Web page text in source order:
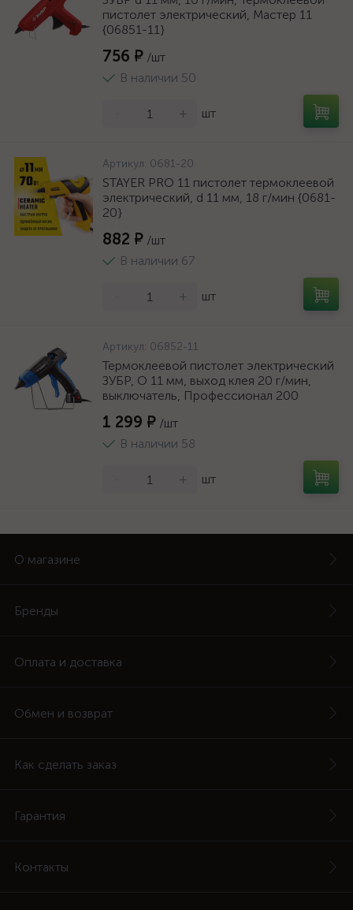
пистолет электрический, Мастер 11
{06851-11}
756 ₽ /шт
В наличии 50
+ шт
Артикул: 0681-20
STAYER PRO 11 пистолет термоклеевой
электрический, d 11 мм, 18 г/мин {0681-
20}
882 ₽ /шт
В наличии 67
+ шт
Артикул: 06852-11
Термоклеевой пистолет электрический
ЗУБР, O 11 мм, выход клея 20 г/мин,
выключатель, Профессионал 200
1 299 ₽ /шт
В наличии 58
+ шт
О магазине
Бренды
Оплата и доставка
Обмен и возврат
Как сделать заказ
Гарантия
Контакты